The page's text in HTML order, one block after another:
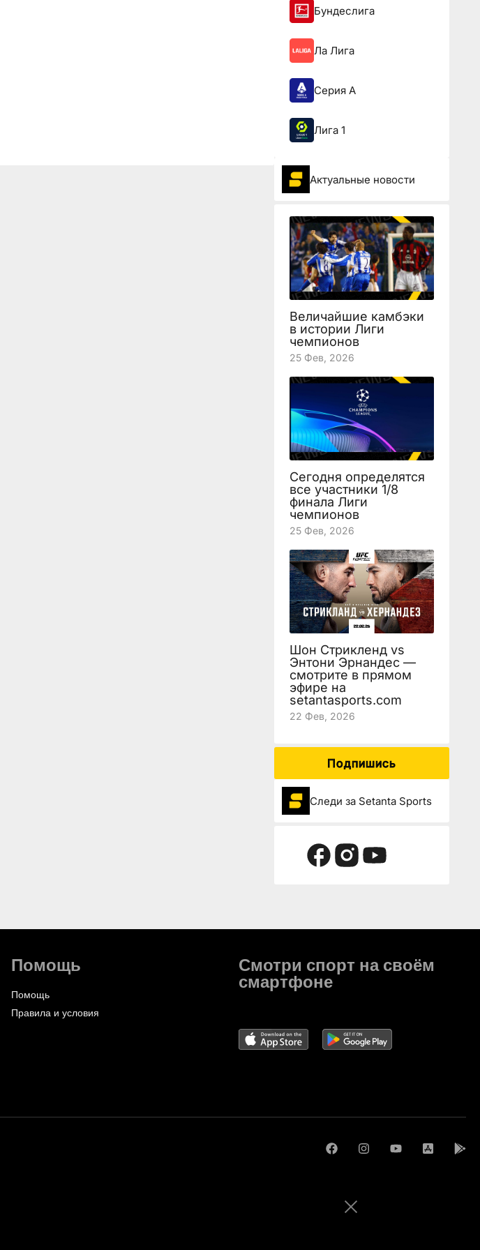
Бундеслига
Ла Лига
Серия А
Лига 1
Актуальные новости
Величайшие камбэки
в истории Лиги
чемпионов
25 Фев, 2026
Сегодня определятся
все участники 1/8
финала Лиги
чемпионов
25 Фев, 2026
Шон Стрикленд vs
Энтони Эрнандес —
смотрите в прямом
эфире на
setantasports.com
22 Фев, 2026
Подпишись
Следи за Setanta Sports
Помощь
Помощь
Правила и условия
Смотри спорт на своём
смартфоне